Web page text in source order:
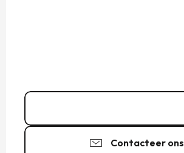
Contacteer ons